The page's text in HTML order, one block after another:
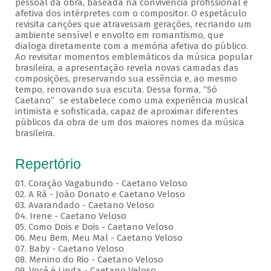
pessoal da obra, baseada na convivência profissional e
afetiva dos intérpretes com o compositor. O espetáculo
revisita canções que atravessam gerações, recriando um
ambiente sensível e envolto em romantismo, que
dialoga diretamente com a memória afetiva do público.
Ao revisitar momentos emblemáticos da música popular
brasileira, a apresentação revela novas camadas das
composições, preservando sua essência e, ao mesmo
tempo, renovando sua escuta. Dessa forma, “Só
Caetano” se estabelece como uma experiência musical
intimista e sofisticada, capaz de aproximar diferentes
públicos da obra de um dos maiores nomes da música
brasileira.
Repertório
01. Coração Vagabundo - Caetano Veloso
02. A Rã - João Donato e Caetano Veloso
03. Avarandado - Caetano Veloso
04. Irene - Caetano Veloso
05. Como Dois e Dois - Caetano Veloso
06. Meu Bem, Meu Mal - Caetano Veloso
07. Baby - Caetano Veloso
08. Menino do Rio - Caetano Veloso